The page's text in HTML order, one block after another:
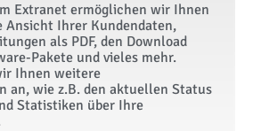
Extranet ermöglichen wir Ihnen
Ansicht Ihrer Kundendaten,
als PDF, den Download
Pakete und vieles mehr.
Ihnen weitere
an, wie z.B. den aktuellen Status
Statistiken über Ihre